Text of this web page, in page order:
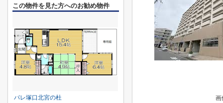
画
この物件を見た方へのお勧め物件
パレ塚口北宮の杜